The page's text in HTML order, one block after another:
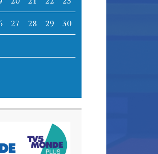
27 28 29 30